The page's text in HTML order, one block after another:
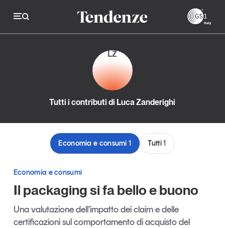
Tendenze
Economia e consumi
Logistica
Retail e brand
Sostenibilità
Grandi temi
Magazine Studi e ricerche
LZ
Tutti i contributi di Luca Zanderighi
Economia e consumi1 Tutti1
Economia e consumi
Il packaging si fa bello e buono
Una valutazione dell’impatto dei claim e delle
certificazioni sul comportamento di acquisto del